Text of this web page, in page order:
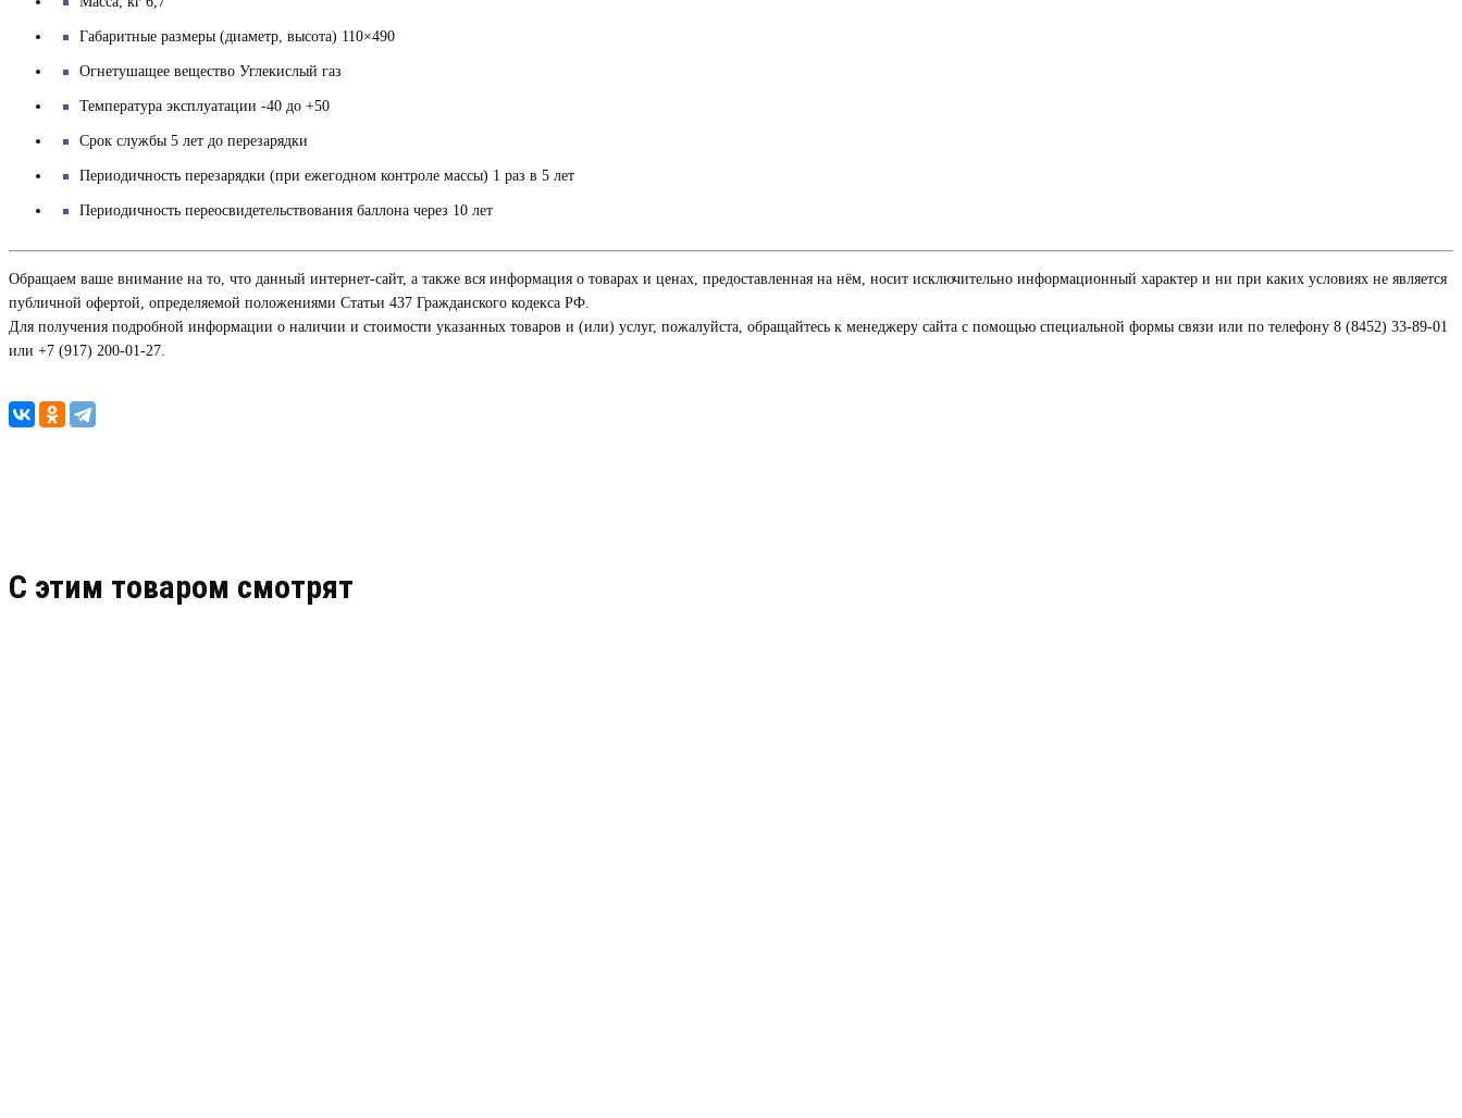
Габаритные размеры (диаметр, высота) 110×490
Огнетушащее вещество Углекислый газ
Температура эксплуатации -40 до +50
Срок службы 5 лет до перезарядки
Периодичность перезарядки (при ежегодном контроле массы) 1 раз в 5 лет
Периодичность переосвидетельствования баллона через 10 лет
Обращаем ваше внимание на то, что данный интернет-сайт, а также вся информация о товарах и ценах, предоставленная на нём, носит исключительно информационный характер и ни при каких условиях не является
публичной офертой, определяемой положениями Статьи 437 Гражданского кодекса РФ.
Для получения подробной информации о наличии и стоимости указанных товаров и (или) услуг, пожалуйста, обращайтесь к менеджеру сайта с помощью специальной формы связи или по телефону 8 (8452) 33-89-01
или +7 (917) 200-01-27.
C этим товаром смотрят